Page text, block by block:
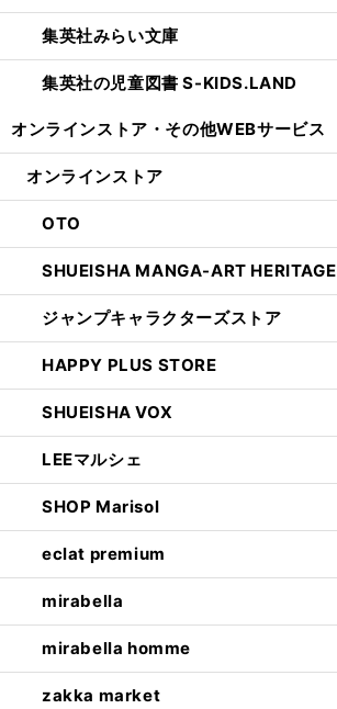
集英社みらい文庫
集英社の児童図書 S-KIDS.LAND
オンラインストア・ その他WEBサービス
オンラインストア
OTO
SHUEISHA MANGA-ART HERITAGE
ジャンプキャラクターズストア
HAPPY PLUS STORE
SHUEISHA VOX
LEEマルシェ
SHOP Marisol
eclat premium
mirabella
mirabella homme
zakka market